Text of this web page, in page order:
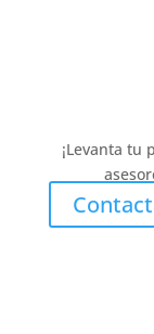
¡Levanta tu